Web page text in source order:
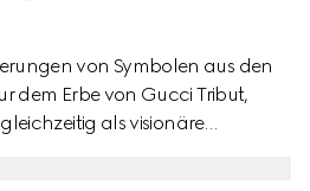
von Symbolen aus den
dem Erbe von Gucci Tribut,
als visionäre